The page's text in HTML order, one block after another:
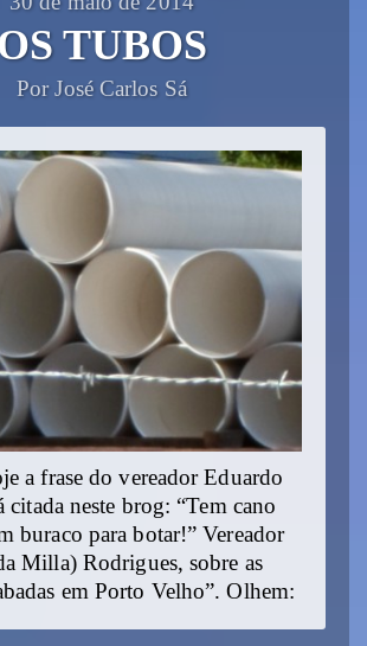
TUBOS
Por José Carlos Sá
a frase do vereador Eduardo
neste brog: “Tem cano
buraco para botar!” Vereador
Milla) Rodrigues, sobre as
em Porto Velho”. Olhem: